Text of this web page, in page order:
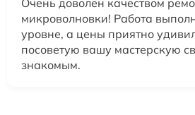
Очень доволен качеством
микроволновки! Работа
уровне, а цены приятно
посоветую вашу мастерскую
знакомым.